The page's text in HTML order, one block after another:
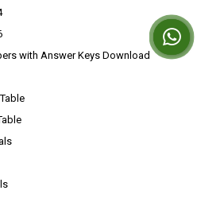
with Answer Keys Download